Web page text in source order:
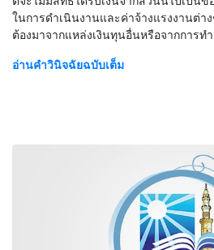
ในการดำเนินงานและค่าจ้างแรงงานต่า
ต้องมาจากแหล่งเงินทุนอื่นหรือจากการท
อ่านคำวินิจฉัยฉบับเต็ม